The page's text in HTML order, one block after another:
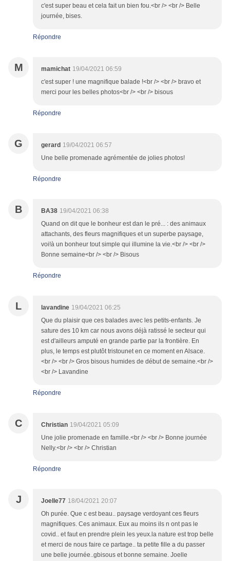
c'est super beau et cela fait un bien fou.<br /> <br /> Belle
journée, bises.
Répondre
M mamichat 19/04/2021 06:59
c'est super ! une magnifique balade !<br /> <br /> bravo et
merci pour les belles photos<br /> <br /> bisous
Répondre
G gerard 19/04/2021 06:57
Une belle promenade agrémentée de jolies photos!
Répondre
B BA38 19/04/2021 06:38
Quand on dit que le bonheur est dan le pré... : des animaux
attachants, des fleurs magnifiques et un superbe paysage,
voi!à un bonheur tout simple qui illumine la vie.<br /> <br />
Bonne semaine<br /> <br /> Bisous
Répondre
L lavandine 19/04/2021 06:25
Que du plaisir que ces balades avec les petits-enfants. Je
sature des 10 km car nous avons déjà ratissé le secteur qui
est d'ailleurs amputé en grande partie par la frontière. En
plus, le temps est plutôt tristounet en ce moment en Alsace.
<br /> <br /> Gros bisous humides de début de semaine.<br />
<br /> Lavandine
Répondre
C Christian 19/04/2021 05:09
Une jolie promenade en famille.<br /> <br /> Bonne journée
Nelly.<br /> <br /> Christian
Répondre
J Joelle77 18/04/2021 20:07
Oh purée. Que c est beau.. paysage verdoyant ces fleurs
magnifiques. Ces animaux. Eux au moins ils n ont pas le
covid.. et faut en prendre plein les yeux.la nature est trop belle
et merci de nous faire ce partage.. ta petite fille a du passer
une belle journée..gbisous et bonne semaine. Joelle